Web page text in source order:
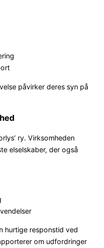
påvirker deres syn på
ry. Virksomheden
elselskaber, der også
hurtige responstid ved
om udfordringer